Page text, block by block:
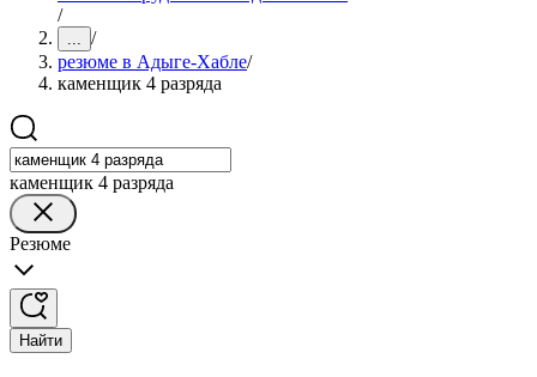
/
... /
резюме в Адыге-Хабле/
каменщик 4 разряда
каменщик 4 разряда
Резюме
Найти